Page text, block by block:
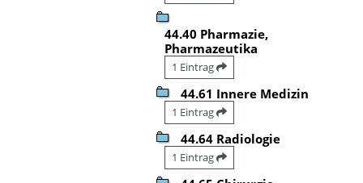
44.40 Pharmazie,
Pharmazeutika
1 Eintrag
44.61 Innere Medizin
1 Eintrag
44.64 Radiologie
1 Eintrag